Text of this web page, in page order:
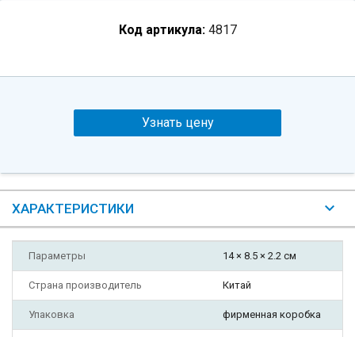
Код артикула: 4817
Узнать цену
ХАРАКТЕРИСТИКИ
Параметры 14 × 8.5 × 2.2 см
Страна производитель Китай
Упаковка фирменная коробка